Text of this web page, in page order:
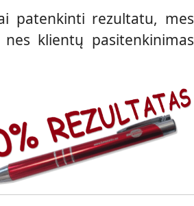
patenkinti rezultatu, mes
klientų pasitenkinimas